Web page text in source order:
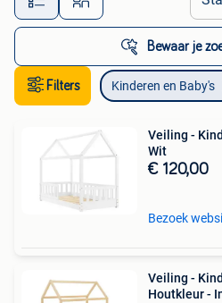
Bewaar je
Filters Kinderen en Baby's
Veiling -
Wit
€ 120,00
Bezoek
Veiling -
Houtkleur -